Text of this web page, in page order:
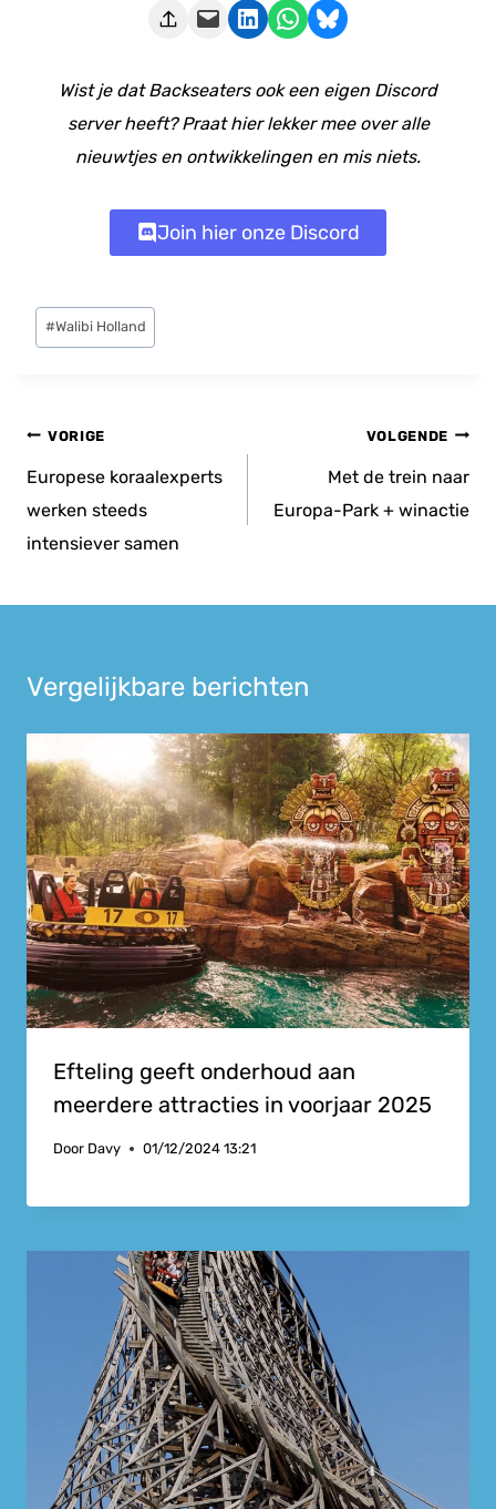
Deze pagina e-mailen Delen op LinkedIn Delen via WhatsApp Share on Bluesky
Wist je dat Backseaters ook een eigen Discord
server heeft? Praat hier lekker mee over alle
nieuwtjes en ontwikkelingen en mis niets.
Join hier onze Discord
Bericht
tags:
#Walibi Holland
Bericht
navigatie
VORIGE
Europese koraalexperts
werken steeds
intensiever samen
VOLGENDE
Met de trein naar
Europa-Park + winactie
Vergelijkbare berichten
Efteling geeft onderhoud aan
meerdere attracties in voorjaar 2025
Door Davy 01/12/2024 13:21